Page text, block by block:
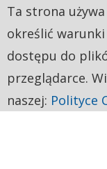
Ta strona
określić
dostępu do
przeglądarce.
naszej: Polityce